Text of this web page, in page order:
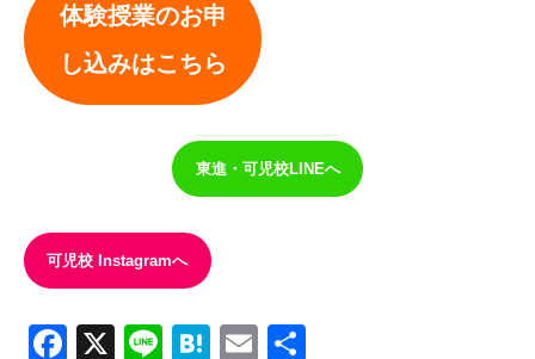
体験授業のお申
し込みはこちら
東進・可児校LINEへ
可児校 Instagramへ
Facebook
X LineHatena
Email